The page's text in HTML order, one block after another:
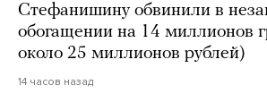
Стефанишину обвинили в
обогащении на 14 миллионов
около 25 миллионов рублей)
14 часов назад